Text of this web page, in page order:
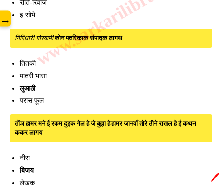
रीति-रिवाज
इ सोभे
गिरिधारी गोस्वामीकोन पतरिकाक संपादक लागथ
तितकी
मातरी भासा
लुआठी
परास फूल
तोंञ हामर मने ई रकम दुइक गेल हे जे बुझा हे हामर जानवाँ तोरे ठीने राखल हे ई कथन
ककर लागय
नीरा
बिजय
लेखक
→
🖊️